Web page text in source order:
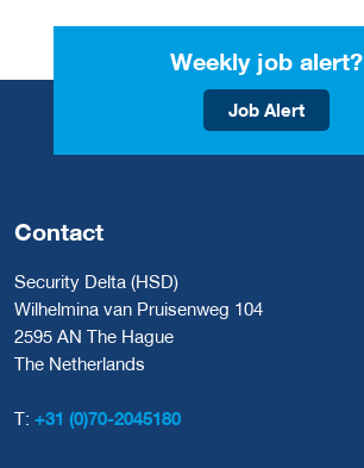
Weekly job alert?
Job Alert
Contact
Security Delta (HSD)
Wilhelmina van Pruisenweg 104
2595 AN The Hague
The Netherlands
T: +31 (0)70-2045180